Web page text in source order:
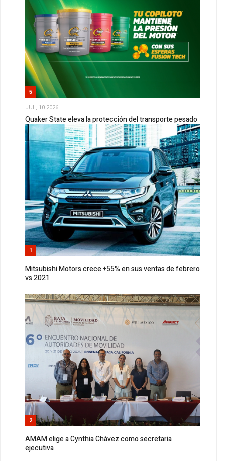
5
JUL, 10 2026
Quaker State eleva la protección del transporte pesado
1
Mitsubishi Motors crece +55% en sus ventas de febrero
vs 2021
2
AMAM elige a Cynthia Chávez como secretaria
ejecutiva